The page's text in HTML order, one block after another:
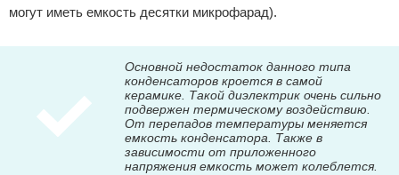
могут иметь емкость десятки микрофарад).
Основной недостаток данного типа
конденсаторов кроется в самой
керамике. Такой диэлектрик очень сильно
подвержен термическому воздействию.
От перепадов температуры меняется
емкость конденсатора. Также в
зависимости от приложенного
напряжения емкость может колеблется.